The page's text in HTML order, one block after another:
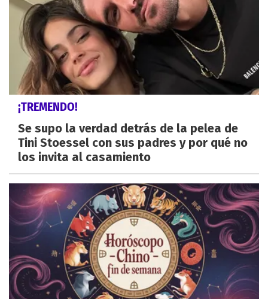
¡TREMENDO!
Se supo la verdad detrás de la pelea de
Tini Stoessel con sus padres y por qué no
los invita al casamiento